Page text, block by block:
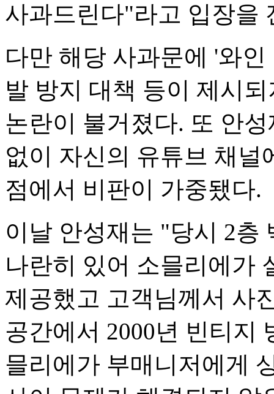
사과드린다"라고 입장을
다만 해당 사과문에 '와
발 방지 대책 등이 제시
논란이 불거졌다. 또 안
없이 자신의 유튜브 채널
점에서 비판이 가중됐다.
이날 안성재는 "당시 2층
나란히 있어 소믈리에가
제공했고 고객님께서 사
공간에서 2000년 빈티지
믈리에가 부매니저에게